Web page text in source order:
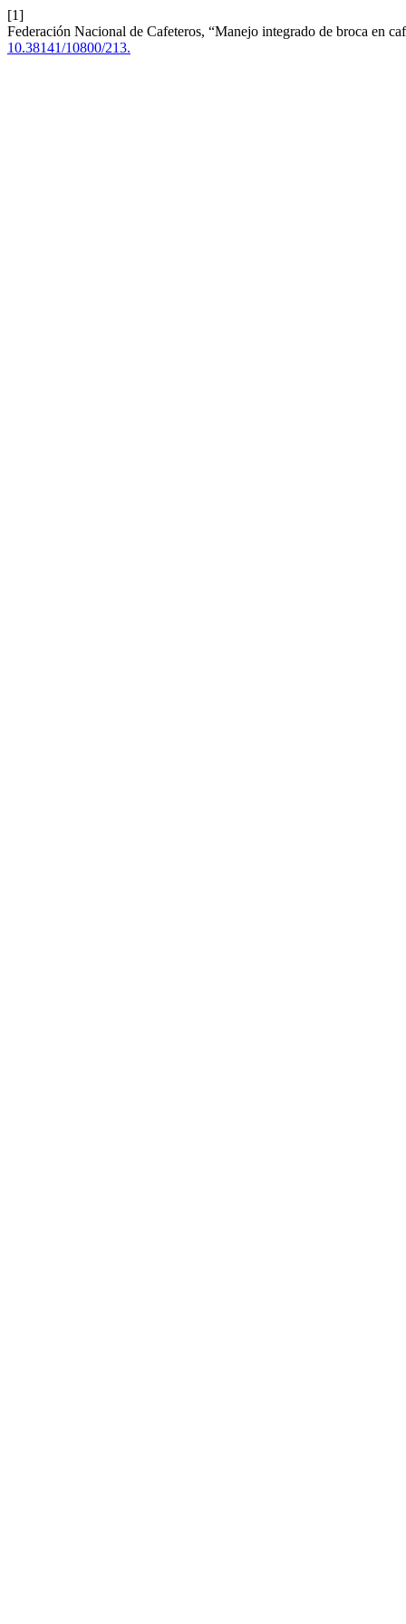
[1]
Federación Nacional de Cafeteros, “Manejo integrado de broca en
10.38141/10800/213.